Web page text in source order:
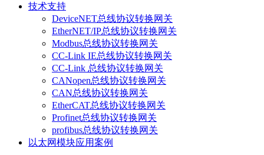
技术支持
DeviceNET总线协议转换网关
EtherNET/IP总线协议转换网关
Modbus总线协议转换网关
CC-Link IE总线协议转换网关
CC-Link 总线协议转换网关
CANopen总线协议转换网关
CAN总线协议转换网关
EtherCAT总线协议转换网关
Profinet总线协议转换网关
profibus总线协议转换网关
以太网模块应用案例